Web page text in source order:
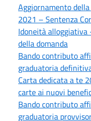
Aggiornamento
2021 – Sentenza
Idoneità
della domanda
Bando contributo
graduatoria
Carta dedicata a te
carte ai nuovi
Bando contributo
graduatoria